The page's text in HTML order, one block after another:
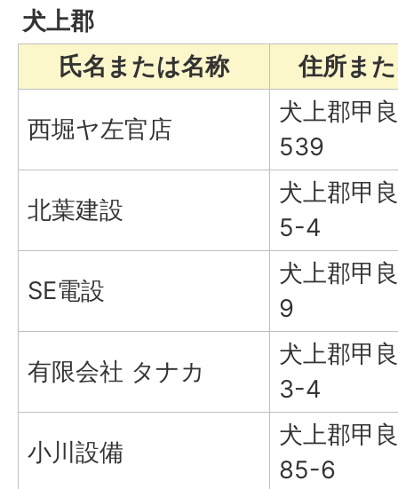
犬上郡
氏名または名称
住所ま
西堀ヤ左官店
犬上郡甲
539
北葉建設
犬上郡甲
5-4
SE電設
犬上郡甲
9
有限会社 タナカ
犬上郡甲
3-4
小川設備
犬上郡甲
85-6